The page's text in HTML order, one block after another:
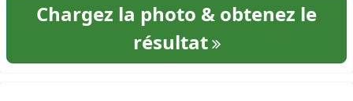
Chargez la photo & obtenez le
résultat